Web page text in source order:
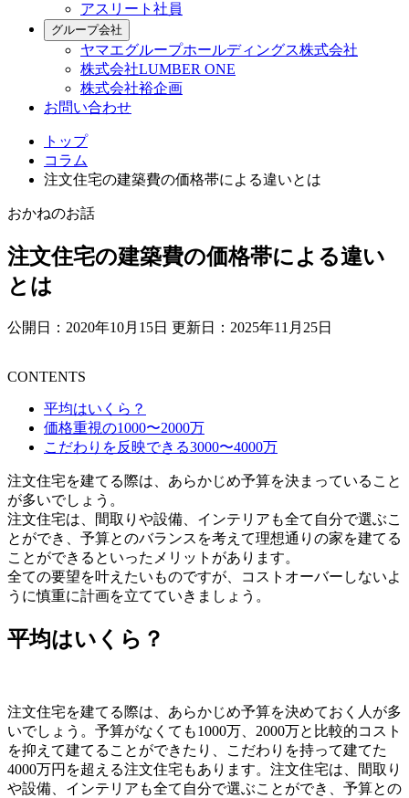
アスリート社員
グループ会社
ヤマエグループホールディングス株式会社
株式会社LUMBER ONE
株式会社裕企画
お問い合わせ
トップ
コラム
注文住宅の建築費の価格帯による違いとは
おかねのお話
注文住宅の建築費の価格帯による違い
とは
公開日：2020年10月15日 更新日：2025年11月25日
CONTENTS
平均はいくら？
価格重視の1000〜2000万
こだわりを反映できる3000〜4000万
注文住宅を建てる際は、あらかじめ予算を決まっていること
が多いでしょう。
注文住宅は、間取りや設備、インテリアも全て自分で選ぶこ
とができ、予算とのバランスを考えて理想通りの家を建てる
ことができるといったメリットがあります。
全ての要望を叶えたいものですが、コストオーバーしないよ
うに慎重に計画を立てていきましょう。
平均はいくら？
注文住宅を建てる際は、あらかじめ予算を決めておく人が多
いでしょう。予算がなくても1000万、2000万と比較的コスト
を抑えて建てることができたり、こだわりを持って建てた
4000万円を超える注文住宅もあります。注文住宅は、間取り
や設備、インテリアも全て自分で選ぶことができ、予算との